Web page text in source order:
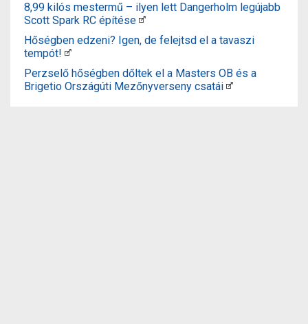
8,99 kilós mestermű – ilyen lett Dangerholm legújabb
Scott Spark RC építése
Hőségben edzeni? Igen, de felejtsd el a tavaszi
tempót!
Perzselő hőségben dőltek el a Masters OB és a
Brigetio Országúti Mezőnyverseny csatái